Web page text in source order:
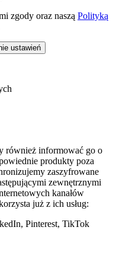
zgody oraz naszą Polityką
ustawień
również informować go o
produkty poza
zaszyfrowane
zewnętrznymi
kanałów
już z ich usług:
Pinterest, TikTok